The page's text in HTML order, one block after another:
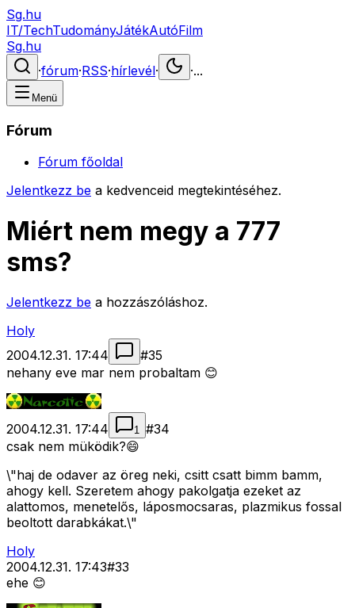
Sg.hu
IT/TechTudományJátékAutóFilm
Sg.hu
·fórum·RSS·hírlevél· ·...
Menü
Fórum
Fórum főoldal
Jelentkezz be a kedvenceid megtekintéséhez.
Miért nem megy a 777
sms?
Jelentkezz be a hozzászóláshoz.
Holy
2004.12.31. 17:44
#35
nehany eve mar nem probaltam 😊
2004.12.31. 17:44 1 #34
csak nem müködik?😄
\"haj de odaver az öreg neki, csitt csatt bimm bamm,
ahogy kell. Szeretem ahogy pakolgatja ezeket az
alattomos, menetelős, láposmocsaras, plazmikus fossal
beoltott darabkákat.\"
Holy
2004.12.31. 17:43#33
ehe 😊